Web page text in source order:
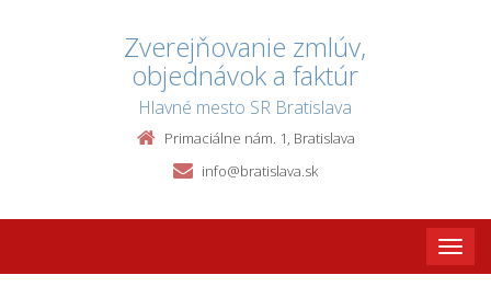
Zverejňovanie zmlúv,
objednávok a faktúr
Hlavné mesto SR Bratislava
Primaciálne nám. 1, Bratislava
info@bratislava.sk
Toggle